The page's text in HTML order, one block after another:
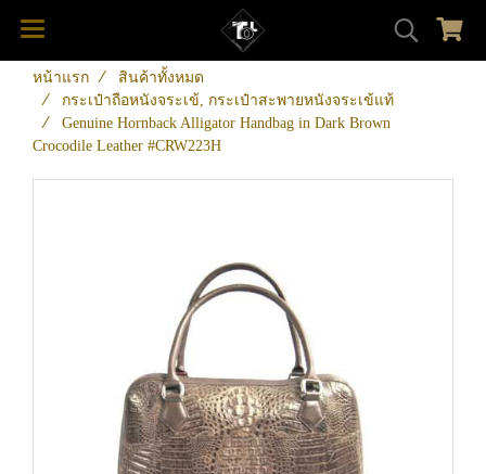
หน้าแรก
สินค้าทั้งหมด
กระเป๋าถือหนังจระเข้, กระเป๋าสะพายหนังจระเข้แท้
Genuine Hornback Alligator Handbag in Dark Brown
Crocodile Leather #CRW223H